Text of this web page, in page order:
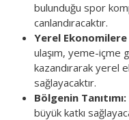
bulunduğu spor
canlandıracaktır.
Yerel Ekonomilere
ulaşım, yeme-içme
kazandırarak yerel
sağlayacaktır.
Bölgenin Tanıtımı:
büyük katkı